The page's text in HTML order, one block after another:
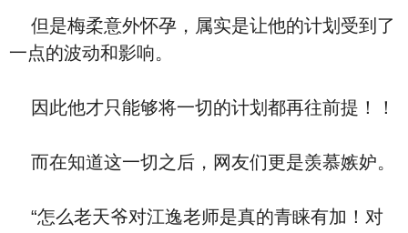
但是梅柔意外怀孕，属实是让他的计划受到了
一点的波动和影响。
因此他才只能够将一切的计划都再往前提！！
而在知道这一切之后，网友们更是羡慕嫉妒。
“怎么老天爷对江逸老师是真的青睐有加！对